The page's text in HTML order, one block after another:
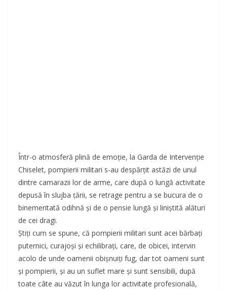
Într-o atmosferă plină de emoție, la Garda de Intervenţie
Chiselet, pompierii militari s-au despărțit astăzi de unul
dintre camarazii lor de arme, care după o lungă activitate
depusă în slujba țării, se retrage pentru a se bucura de o
binemeritată odihnă și de o pensie lungă şi liniștită alături
de cei dragi.
Ştiţi cum se spune, că pompierii militari sunt acei bărbaţi
puternici, curajoşi şi echilibraţi, care, de obicei, intervin
acolo de unde oamenii obişnuiţi fug, dar tot oameni sunt
şi pompierii, şi au un suflet mare şi sunt sensibili, după
toate câte au văzut în lunga lor activitate profesională,